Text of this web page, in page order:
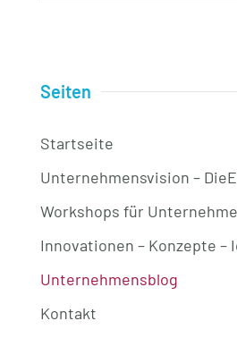
Seiten
Startseite
Unternehmensvision –
Workshops für
Innovationen – Konzepte –
Unternehmensblog
Kontakt